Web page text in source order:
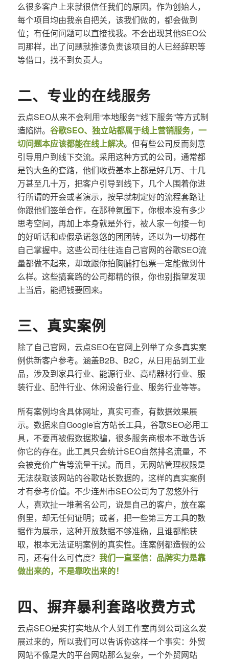
么很多客户上来就很信任我们的原因。作为创始人，
每个项目均由我亲自把关，该我们做的，都会做到
位；有任何问题可以直接找我。不会出现其他SEO公
司那样，出了问题就推诿负责该项目的人已经辞职等
等借口，找不到负责人。
二、专业的在线服务
云点SEO从来不会利用“本地服务”“线下服务”等方式制
造陷阱。 谷歌SEO、独立站都属于线上营销服务，一
切问题本应该都能在线上解决。但有些公司反而刻意
引导用户到线下交流。采用这种方式的公司，通常都
是钓大鱼的套路，他们收费基本上都是好几万、十几
万甚至几十万，把客户引导到线下，几个人围着你进
行所谓的开会或者演示，按早就制定好的流程套路让
你跟他们签单合作，在那种氛围下，你根本没有多少
思考空间，再加上本身就是外行，被人家一句接一句
的好听话和虚假承诺忽悠的团团转，还以为一切都在
自己掌握中。这些公司往往连自己官网的谷歌SEO流
量都做不起来，却敢跟你拍胸脯打包票一定能做到什
么样。这些搞套路的公司都精的很，你也别指望发现
上当后，能把钱要回来。
三、真实案例
除了自己官网，云点SEO在官网上列举了众多真实案
例供新客户参考。涵盖B2B、B2C，从日用品到工业
品，涉及到家具行业、能源行业、高精器材行业、服
装行业、配件行业、休闲设备行业、服务行业等等。
所有案例均含具体网址，真实可查，有数据效果展
示。数据来自Google官方站长工具，谷歌SEO必用工
具，不要再被假数据欺骗，很多服务商根本不敢告诉
你它的存在。此工具只会统计SEO自然排名流量，不
会被竞价广告等流量干扰。而且，无网站管理权限是
无法获取该网站的谷歌站长数据的，这样的真实案例
才有参考价值。不少连州市SEO公司为了忽悠外行
人，喜欢扯一堆著名公司，说是自己的客户，放在案
例里，却无任何证明；或者，把一些第三方工具的数
据作为展示，这种开放数据不够准确，且谁都能获
取，根本无法证明案例的真实性。连案例都造假的公
司，还有什么可信度？ 我们一直坚信：品牌实力是靠
做出来的，不是靠吹出来的！
四、摒弃暴利套路收费方式
云点SEO是实打实地从个人到工作室再到公司这么发
展过来的，所以我们可以告诉你这样一个事实：外贸
网站不像是大的平台网站那么复杂，一个外贸网站